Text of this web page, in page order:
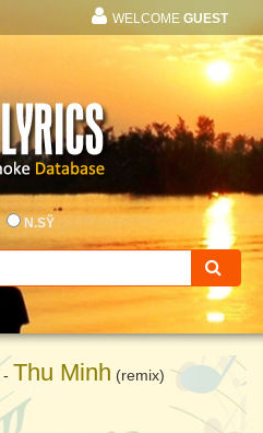
WELCOME GUEST
N.SỸ
- Thu Minh (remix)